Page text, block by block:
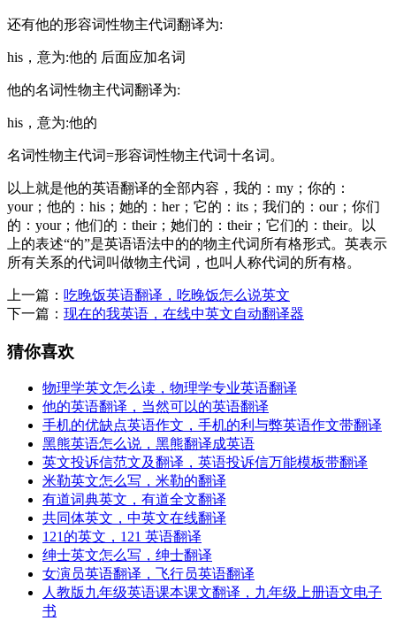
还有他的形容词性物主代词翻译为:
his，意为:他的 后面应加名词
他的名词性物主代词翻译为:
his，意为:他的
名词性物主代词=形容词性物主代词十名词。
以上就是他的英语翻译的全部内容，我的：my；你的：
your；他的：his；她的：her；它的：its；我们的：our；你们
的：your；他们的：their；她们的：their；它们的：their。以
上的表述“的”是英语语法中的的物主代词所有格形式。英表示
所有关系的代词叫做物主代词，也叫人称代词的所有格。
上一篇： 吃晚饭英语翻译，吃晚饭怎么说英文
下一篇： 现在的我英语，在线中英文自动翻译器
猜你喜欢
物理学英文怎么读，物理学专业英语翻译
他的英语翻译，当然可以的英语翻译
手机的优缺点英语作文，手机的利与弊英语作文带翻译
黑熊英语怎么说，黑熊翻译成英语
英文投诉信范文及翻译，英语投诉信万能模板带翻译
米勒英文怎么写，米勒的翻译
有道词典英文，有道全文翻译
共同体英文，中英文在线翻译
121的英文，121 英语翻译
绅士英文怎么写，绅士翻译
女演员英语翻译，飞行员英语翻译
人教版九年级英语课本课文翻译，九年级上册语文电子
书